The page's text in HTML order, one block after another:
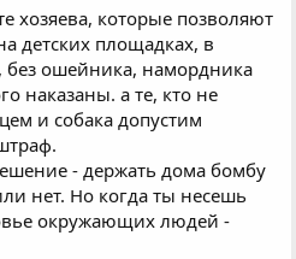
хозяева, которые позволяют
детских площадках, в
без ошейника, намордника
наказаны. а те, кто не
и собака допустим
- держать дома бомбу
нет. Но когда ты несешь
окружающих людей -